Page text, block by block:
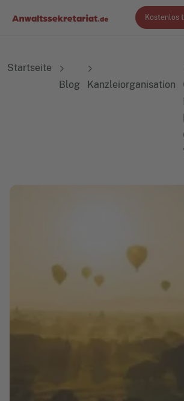
Kostenlos
Startseite
Blog
Kanzleiorganisation